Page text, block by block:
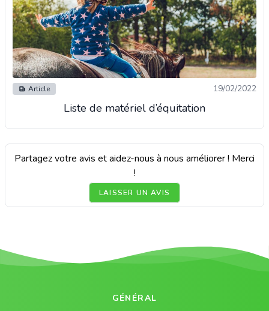
Article 19/02/2022
Liste de matériel d’équitation
Partagez votre avis et aidez-nous à nous améliorer ! Merci
!
LAISSER UN AVIS
GÉNÉRAL